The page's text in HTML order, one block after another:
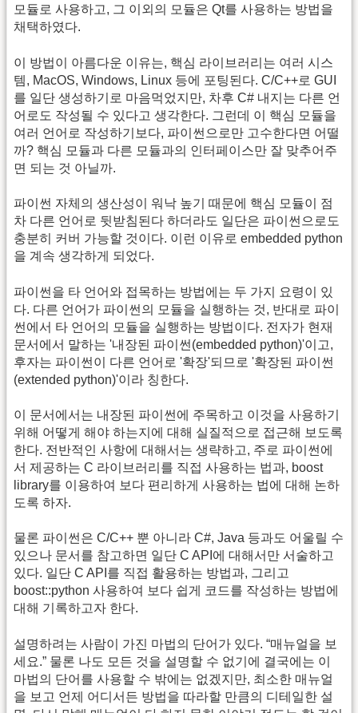
모듈로 사용하고, 그 이외의 모듈은 Qt를 사용하는 방법을
채택하였다.
이 방법이 아름다운 이유는, 핵심 라이브러리는 여러 시스
템, MacOS, Windows, Linux 등에 포팅된다. C/C++로 GUI
를 일단 생성하기로 마음먹었지만, 차후 C# 내지는 다른 언
어로도 작성될 수 있다고 생각한다. 그런데 이 핵심 모듈을
여러 언어로 작성하기보다, 파이썬으로만 고수한다면 어떨
까? 핵심 모듈과 다른 모듈과의 인터페이스만 잘 맞추어주
면 되는 것 아닐까.
파이썬 자체의 생산성이 워낙 높기 때문에 핵심 모듈이 점
차 다른 언어로 뒷받침된다 하더라도 일단은 파이썬으로도
충분히 커버 가능할 것이다. 이런 이유로 embedded python
을 계속 생각하게 되었다.
파이썬을 타 언어와 접목하는 방법에는 두 가지 요령이 있
다. 다른 언어가 파이썬의 모듈을 실행하는 것, 반대로 파이
썬에서 타 언어의 모듈을 실행하는 방법이다. 전자가 현재
문서에서 말하는 '내장된 파이썬(embedded python)'이고,
후자는 파이썬이 다른 언어로 '확장'되므로 '확장된 파이썬
(extended python)'이라 칭한다.
이 문서에서는 내장된 파이썬에 주목하고 이것을 사용하기
위해 어떻게 해야 하는지에 대해 실질적으로 접근해 보도록
한다. 전반적인 사항에 대해서는 생략하고, 주로 파이썬에
서 제공하는 C 라이브러리를 직접 사용하는 법과, boost
library를 이용하여 보다 편리하게 사용하는 법에 대해 논하
도록 하자.
물론 파이썬은 C/C++ 뿐 아니라 C#, Java 등과도 어울릴 수
있으나 문서를 참고하면 일단 C API에 대해서만 서술하고
있다. 일단 C API를 직접 활용하는 방법과, 그리고
boost::python 사용하여 보다 쉽게 코드를 작성하는 방법에
대해 기록하고자 한다.
설명하려는 사람이 가진 마법의 단어가 있다. “매뉴얼을 보
세요.” 물론 나도 모든 것을 설명할 수 없기에 결국에는 이
마법의 단어를 사용할 수 밖에는 없겠지만, 최소한 매뉴얼
을 보고 언제 어디서든 방법을 따라할 만큼의 디테일한 설